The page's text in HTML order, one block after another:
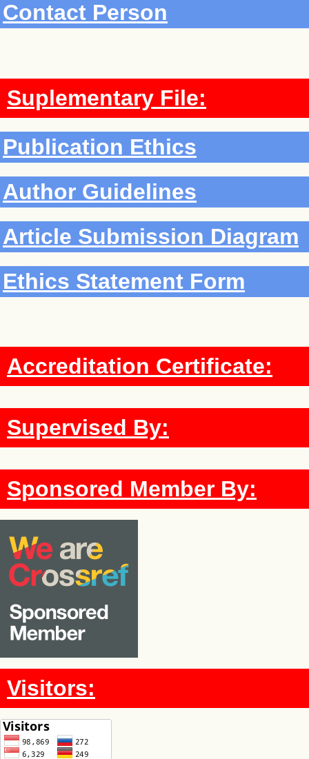
Contact Person
Suplementary File:
Publication Ethics
Author Guidelines
Article Submission Diagram
Ethics Statement Form
Accreditation Certificate:
Supervised By:
Sponsored Member By:
Visitors: